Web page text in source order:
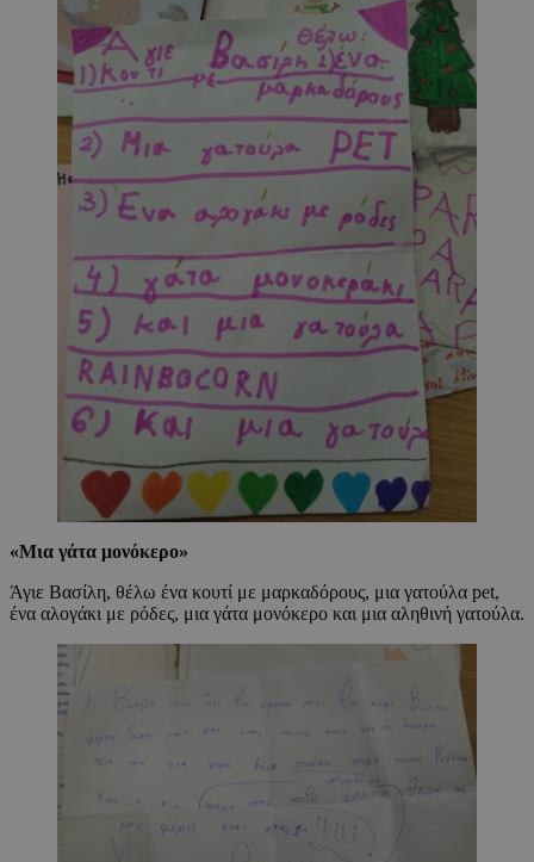
«Μια γάτα μονόκερο»
Άγιε Βασίλη, θέλω ένα κουτί με μαρκαδόρους, μια γατούλα pet,
ένα αλογάκι με ρόδες, μια γάτα μονόκερο και μια αληθινή γατούλα.